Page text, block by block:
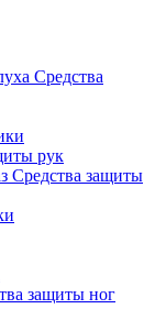
Средства
рук
Средства защиты
защиты ног